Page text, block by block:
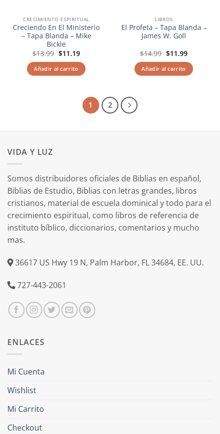
CRECIMIENTO ESPIRITUAL
Creciendo En El Ministerio
– Tapa Blanda – Mike
Bickle
$13.99 El
precio
original
era:
$13.99.
$11.19El
actual
es:
$11.19.
Añadir al carrito
LIBROS
El Profeta – Tapa Blanda –
James W. Goll
$14.99 El
precio
original
era:
$14.99.
$11.99El
actual
es:
$11.99.
Añadir al carrito
1 2
VIDA Y LUZ
Somos distribuidores oficiales de Biblias en español,
Biblias de Estudio, Biblias con letras grandes, libros
cristianos, material de escuela dominical y todo para el
crecimiento espiritual, como libros de referencia de
instituto bíblico, diccionarios, comentarios y mucho
mas.
36617 US Hwy 19 N, Palm Harbor, FL 34684, EE. UU.
727-443-2061
ENLACES
Mi Cuenta
Wishlist
Mi Carrito
Checkout